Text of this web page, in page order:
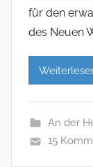
für den
des Neuen
An der
15